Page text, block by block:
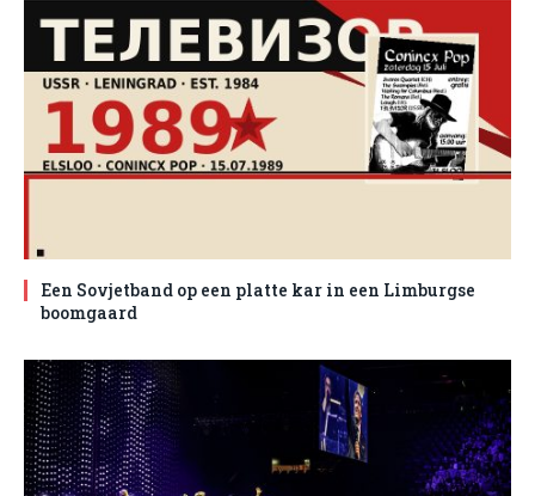
Een Sovjetband op een platte kar in een Limburgse
boomgaard